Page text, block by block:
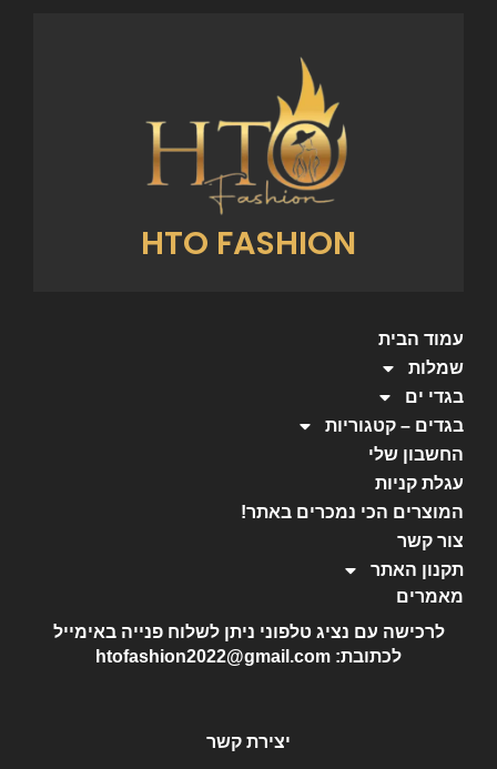
HTO FASHION
עמוד הבית
שמלות
בגדי ים
בגדים – קטגוריות
החשבון שלי
עגלת קניות
המוצרים הכי נמכרים באתר!
צור קשר
תקנון האתר
מאמרים
לרכישה עם נציג טלפוני ניתן לשלוח פנייה באימייל
לכתובת: htofashion2022@gmail.com
יצירת קשר